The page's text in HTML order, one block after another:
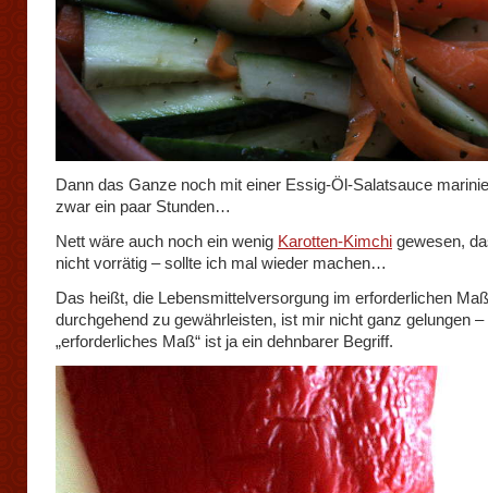
Dann das Ganze noch mit einer Essig-Öl-Salatsauce
zwar ein paar Stunden…
Nett wäre auch noch ein wenig Karotten-Kimchi gewesen,
nicht vorrätig – sollte ich mal wieder machen…
Das heißt, die Lebensmittelversorgung im erforderlichen Maß
durchgehend zu gewährleisten, ist mir nicht ganz gelungen –
„erforderliches Maß“ ist ja ein dehnbarer Begriff.